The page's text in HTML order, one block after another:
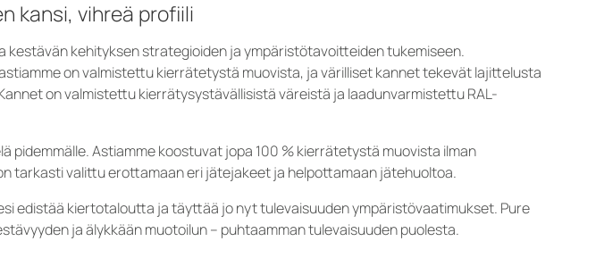
kansi, vihreä profiili
kestävän kehityksen strategioiden ja ympäristötavoitteiden tukemiseen.
on valmistettu kierrätetystä muovista, ja värilliset kannet tekevät lajittelusta
on valmistettu kierrätysystävällisistä väreistä ja laadunvarmistettu RAL-
pidemmälle. Astiamme koostuvat jopa 100 % kierrätetystä muovista ilman
tarkasti valittu erottamaan eri jätejakeet ja helpottamaan jätehuoltoa.
edistää kiertotaloutta ja täyttää jo nyt tulevaisuuden ympäristövaatimukset. Pure
ja älykkään muotoilun – puhtaamman tulevaisuuden puolesta.